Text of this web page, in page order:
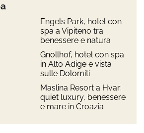
Engels Park, hotel con
spa a Vipiteno tra
benessere e natura
Gnollhof, hotel con spa
in Alto Adige e vista
sulle Dolomiti
Maslina Resort a Hvar:
quiet luxury, benessere
e mare in Croazia